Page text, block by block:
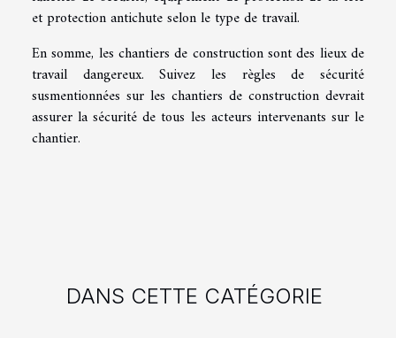
et protection antichute selon le type de travail.
En somme, les chantiers de construction sont des lieux de
travail dangereux. Suivez les règles de sécurité
susmentionnées sur les chantiers de construction devrait
assurer la sécurité de tous les acteurs intervenants sur le
chantier.
DANS CETTE CATÉGORIE